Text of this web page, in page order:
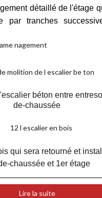
détaillé de l'étage
par tranches
béton entre
de-chaussée
qui sera retourné et
chaussée et 1er étage
Lire la suite